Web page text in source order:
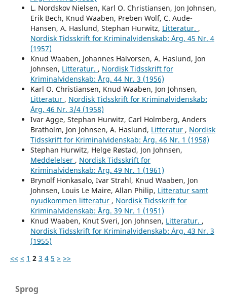
L. Nordskov Nielsen, Karl O. Christiansen, Jon Johnsen,
Erik Bech, Knud Waaben, Preben Wolf, C. Aude-
Hansen, A. Haslund, Stephan Hurwitz, Litteratur. ,
Nordisk Tidsskrift for Kriminalvidenskab: Årg. 45 Nr. 4
(1957)
Knud Waaben, Johannes Halvorsen, A. Haslund, Jon
Johnsen, Litteratur. , Nordisk Tidsskrift for
Kriminalvidenskab: Årg. 44 Nr. 3 (1956)
Karl O. Christiansen, Knud Waaben, Jon Johnsen,
Litteratur , Nordisk Tidsskrift for Kriminalvidenskab:
Årg. 46 Nr. 3/4 (1958)
Ivar Agge, Stephan Hurwitz, Carl Holmberg, Anders
Bratholm, Jon Johnsen, A. Haslund, Litteratur , Nordisk
Tidsskrift for Kriminalvidenskab: Årg. 46 Nr. 1 (1958)
Stephan Hurwitz, Helge Røstad, Jon Johnsen,
Meddelelser , Nordisk Tidsskrift for
Kriminalvidenskab: Årg. 49 Nr. 1 (1961)
Brynolf Honkasalo, Ivar Strahl, Knud Waaben, Jon
Johnsen, Louis Le Maire, Allan Philip, Litteratur samt
nyudkommen litteratur , Nordisk Tidsskrift for
Kriminalvidenskab: Årg. 39 Nr. 1 (1951)
Knud Waaben, Knut Sveri, Jon Johnsen, Litteratur. ,
Nordisk Tidsskrift for Kriminalvidenskab: Årg. 43 Nr. 3
(1955)
<< < 1 2 3 4 5 > >>
Sprog